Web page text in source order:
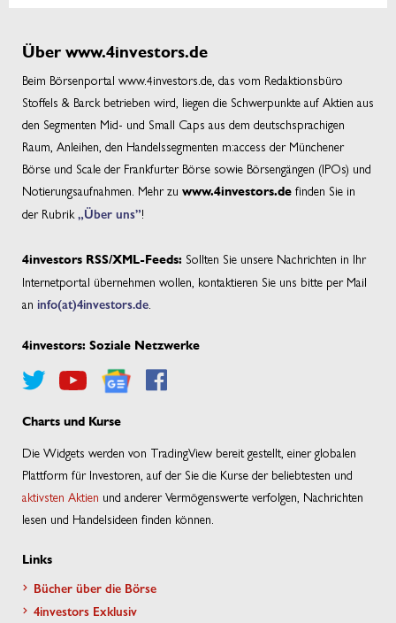
Über www.4investors.de
Beim Börsenportal www.4investors.de, das vom Redaktionsbüro
Stoffels & Barck betrieben wird, liegen die Schwerpunkte auf Aktien aus
den Segmenten Mid- und Small Caps aus dem deutschsprachigen
Raum, Anleihen, den Handelssegmenten m:access der Münchener
Börse und Scale der Frankfurter Börse sowie Börsengängen (IPOs) und
Notierungsaufnahmen. Mehr zu www.4investors.de finden Sie in
der Rubrik „Über uns”!
4investors RSS/XML-Feeds: Sollten Sie unsere Nachrichten in Ihr
Internetportal übernehmen wollen, kontaktieren Sie uns bitte per Mail
an info(at)4investors.de
4investors: Soziale Netzwerke
Charts und Kurse
Die Widgets werden von TradingView bereit gestellt, einer globalen
Plattform für Investoren, auf der Sie die Kurse der beliebtesten und
aktivsten Aktien und anderer Vermögenswerte verfolgen, Nachrichten
lesen und Handelsideen finden können.
Links
Bücher über die Börse
4investors Exklusiv